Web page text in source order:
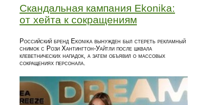
Скандальная кампания Ekonika:
от хейта к сокращениям
Российский бренд Ekonika вынужден был стереть рекламный
снимок с Рози Хантингтон-Уайтли после шквалa
клеветнических нападок, а затем объявил о массовых
сокращениях персонала.